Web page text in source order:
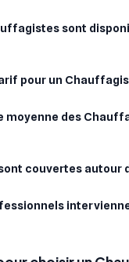
sont
pour un
moyenne des
couvertes autour